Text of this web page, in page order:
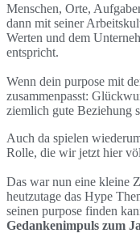
Menschen, Orte,
dann mit seiner
Werten und dem
entspricht.
Wenn dein purpose mit
zusammenpasst:
ziemlich gute Beziehung
Auch da spielen
Rolle, die wir jetzt hier
Das war nun eine kleine
heutzutage das Hype
seinen purpose finden
Gedankenimpuls zum